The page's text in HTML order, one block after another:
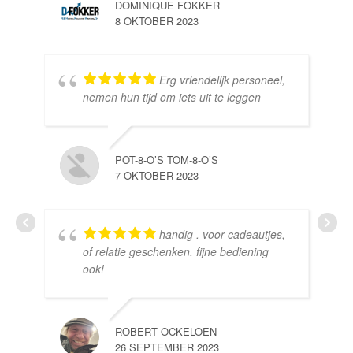
DOMINIQUE FOKKER
8 OKTOBER 2023
Erg vriendelijk personeel,
nemen hun tijd om iets uit te leggen
POT-8-O’S TOM-8-O’S
7 OKTOBER 2023
handig . voor cadeautjes,
of relatie geschenken. fijne bediening
ook!
ROBERT OCKELOEN
26 SEPTEMBER 2023